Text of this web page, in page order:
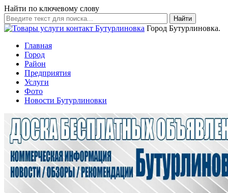
Найти по ключевому слову
Найти
Город Бутурлиновка.
Главная
Город
Район
Предприятия
Услуги
Фото
Новости Бутурлиновки